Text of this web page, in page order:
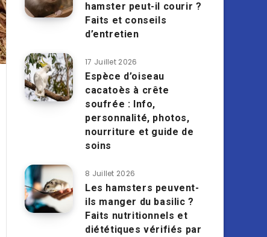
hamster peut-il courir ?
Faits et conseils
d’entretien
17 Juillet 2026
Espèce d’oiseau
cacatoès à crête
soufrée : Info,
personnalité, photos,
nourriture et guide de
soins
8 Juillet 2026
Les hamsters peuvent-
ils manger du basilic ?
Faits nutritionnels et
diététiques vérifiés par